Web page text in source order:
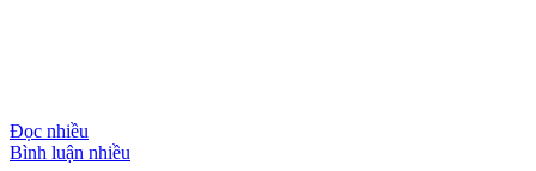
Đọc nhiều
Bình luận nhiều